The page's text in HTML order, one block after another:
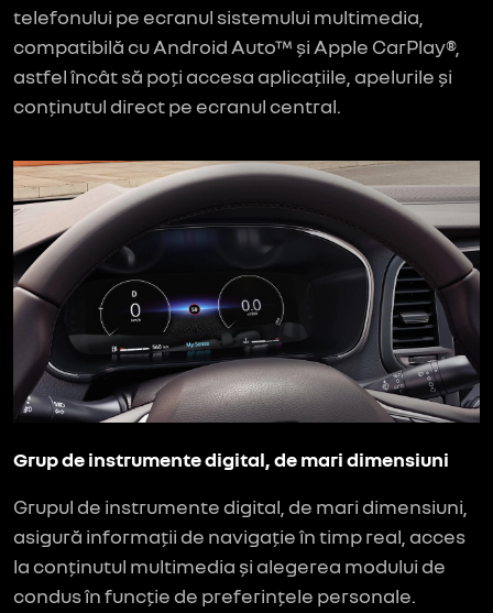
telefonului pe ecranul sistemului multimedia,
compatibilă cu Android Auto™ și Apple CarPlay®,
astfel încât să poți accesa aplicațiile, apelurile și
conținutul direct pe ecranul central.
Grup de instrumente digital, de mari dimensiuni
Grupul de instrumente digital, de mari dimensiuni,
asigură informații de navigație în timp real, acces
la conținutul multimedia și alegerea modului de
condus în funcție de preferințele personale.